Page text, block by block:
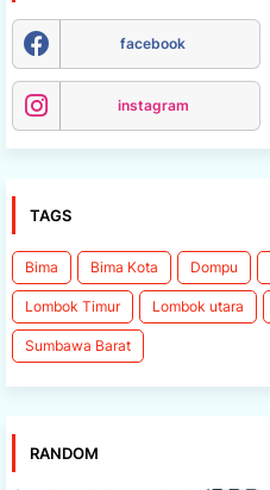
facebook
instagram
TAGS
Bima Bima Kota Dompu
Lombok Timur Lombok utara
Sumbawa Barat
RANDOM